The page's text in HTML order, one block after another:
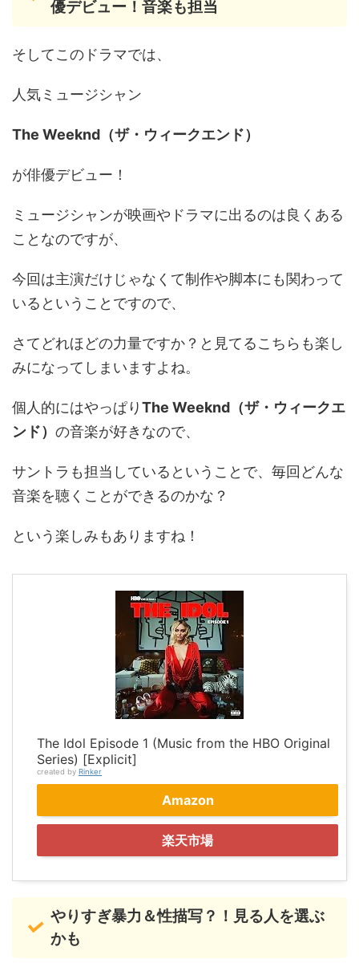
優デビュー！音楽も担当
そしてこのドラマでは、
人気ミュージシャン
The Weeknd（ザ・ウィークエンド）
が俳優デビュー！
ミュージシャンが映画やドラマに出るのは良くある
ことなのですが、
今回は主演だけじゃなくて制作や脚本にも関わって
いるということですので、
さてどれほどの力量ですか？と見てるこちらも楽し
みになってしまいますよね。
個人的にはやっぱりThe Weeknd（ザ・ウィークエ
ンド） の音楽が好きなので、
サントラも担当しているということで、毎回どんな
音楽を聴くことができるのかな？
という楽しみもありますね！
The Idol Episode 1 (Music from the HBO Original
Series) [Explicit]
created by Rinker
Amazon
楽天市場
やりすぎ暴力＆性描写？！見る人を選ぶ
かも